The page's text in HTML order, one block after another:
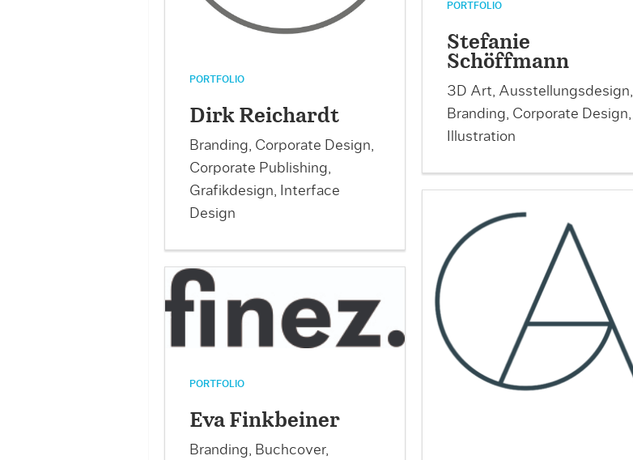
PORTFOLIO
Dirk Reichardt
Branding, Corporate Design,
Corporate Publishing,
Grafikdesign, Interface
Design
PORTFOLIO
Eva Finkbeiner
Branding, Buchcover,
PORTFOLIO
Stefanie
Schöffmann
3D Art, Ausstellungsdesign,
Branding, Corporate Design,
Illustration